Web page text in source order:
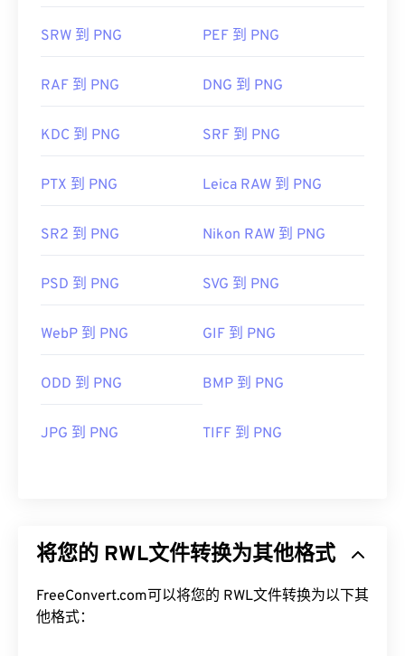
SRW 到 PNG PEF 到 PNG
RAF 到 PNG DNG 到 PNG
KDC 到 PNG SRF 到 PNG
PTX 到 PNG Leica RAW 到 PNG
SR2 到 PNG Nikon RAW 到 PNG
PSD 到 PNG SVG 到 PNG
WebP 到 PNG GIF 到 PNG
ODD 到 PNG BMP 到 PNG
JPG 到 PNG TIFF 到 PNG
将您的 RWL文件转换为其他格式
FreeConvert.com可以将您的 RWL文件转换为以下其
他格式：